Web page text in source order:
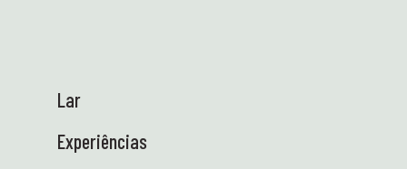
Lar
Experiências